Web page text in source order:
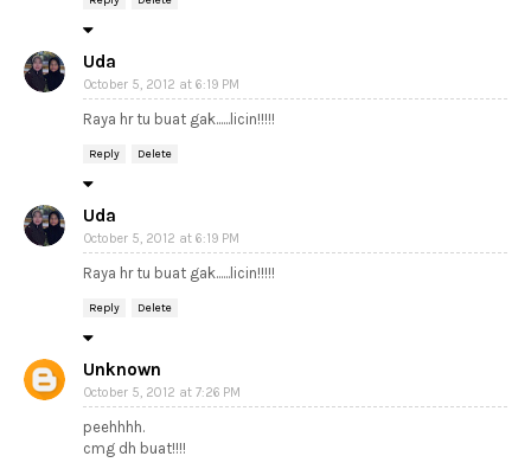
Uda
October 5, 2012 at 6:19 PM
Raya hr tu buat gak......licin!!!!!
Reply Delete
Uda
October 5, 2012 at 6:19 PM
Raya hr tu buat gak......licin!!!!!
Reply Delete
Unknown
October 5, 2012 at 7:26 PM
peehhhh.
cmg dh buat!!!!